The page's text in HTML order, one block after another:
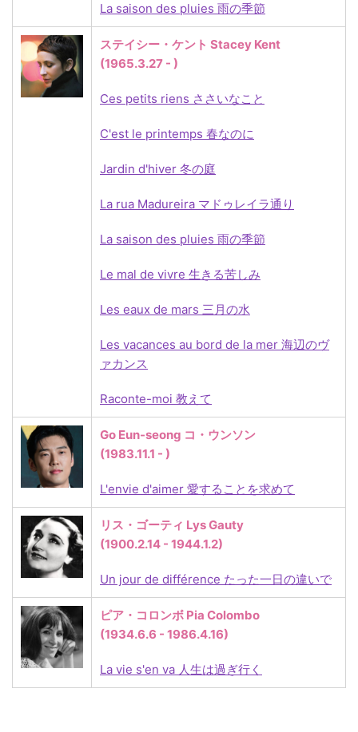
La saison des pluies 雨の季節
ステイシー・ケント Stacey Kent
(1965.3.27 - )
Ces petits riens ささいなこと
C'est le printemps 春なのに
Jardin d'hiver 冬の庭
La rua Madureira マドゥレイラ通り
La saison des pluies 雨の季節
Le mal de vivre 生きる苦しみ
Les eaux de mars 三月の水
Les vacances au bord de la mer 海辺のヴ
ァカンス
Raconte-moi 教えて
Go Eun-seong コ・ウンソン
(1983.11.1 - )
L'envie d'aimer 愛することを求めて
リス・ゴーティ Lys Gauty
(1900.2.14 - 1944.1.2)
Un jour de différence たった一日の違いで
ピア・コロンボ Pia Colombo
(1934.6.6 - 1986.4.16)
La vie s'en va 人生は過ぎ行く